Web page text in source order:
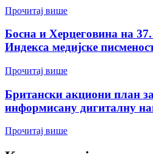
Прочитај више
Босна и Херцеговина на 37.
Индекса медијске
Прочитај више
Британски акциони план за
информисану дигиталну
Прочитај више